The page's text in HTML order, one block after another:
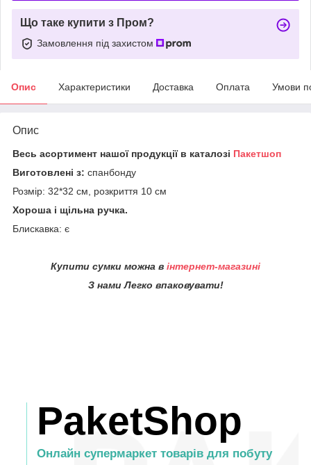
Що таке купити з Пром?
Замовлення під захистом
Опис Характеристики Доставка Оплата Умови
Опис
Весь асортимент нашої продукції в каталозі Пакетшоп
Виготовлені з: спанбонду
Розмір: 32*32 см, розкриття 10 см
Хороша і щільна ручка.
Блискавка: є
Купити сумки можна в інтернет-магазині
З нами Легко впаковувати!
PaketShop
Онлайн супермаркет товарів для побуту